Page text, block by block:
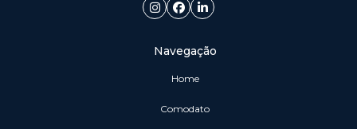
Navegação
Home
Comodato